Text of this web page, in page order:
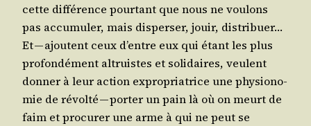
cette dif­fé­rence pour­tant que nous ne vou­lons
pas accu­mu­ler, mais dis­per­ser, jouir, dis­tri­buer…
Et — ajoutent ceux d’entre eux qui étant les plus
pro­fon­dé­ment altruistes et soli­daires, veulent
don­ner à leur action expro­pria­trice une phy­sio­no­
mie de révol­té — por­ter un pain là où on meurt de
faim et pro­cu­rer une arme à qui ne peut se